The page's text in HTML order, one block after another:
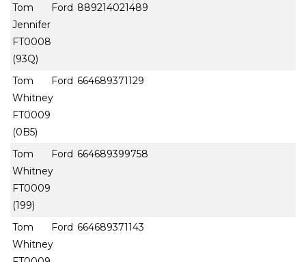
Tom Ford
Jennifer
FT0008
(93Q)
889214021489
Tom Ford
Whitney
FT0009
(0B5)
664689371129
Tom Ford
Whitney
FT0009
(199)
664689399758
Tom Ford
Whitney
664689371143